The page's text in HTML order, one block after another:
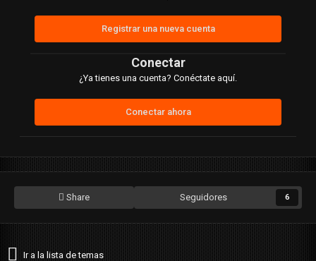
Registrar una nueva cuenta
Conectar
¿Ya tienes una cuenta? Conéctate aquí.
Conectar ahora
Share Seguidores 6
Ir a la lista de temas